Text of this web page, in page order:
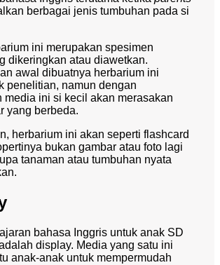
berbagai jenis tumbuhan pada si
ini merupakan spesimen
dikeringkan atau diawetkan.
awal dibuatnya herbarium ini
penelitian, namun dengan
media ini si kecil akan merasakan
yang berbeda.
herbarium ini akan seperti flashcard
bukan gambar atau foto lagi
tanaman atau tumbuhan nyata
bahasa Inggris untuk anak SD
display. Media yang satu ini
anak-anak untuk mempermudah